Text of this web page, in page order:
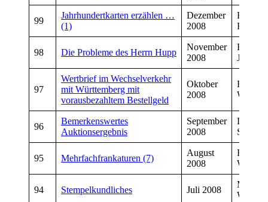
99
Jahrhundertkarten erzählen …
(1)
Dezember
2008
Hans-
98 Die Probleme des Herrn Hupp
November
2008
Jung
97
Wertbrief im Wechselverkehr
mit Württemberg mit
vorausbezahltem Bestellgeld
Oktober
2008
96
Bemerkenswertes
Auktionsergebnis
September
2008
Dirk
95 Mehrfachfrankaturen (7)
August
2008
94 Stempelkundliches Juli 2008